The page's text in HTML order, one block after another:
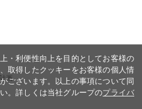
画
・利便性向上を目的としてお客様の
取得したクッキーをお客様の個人情
ございます。以上の事項について同
。詳しくは当社グループのプライバ